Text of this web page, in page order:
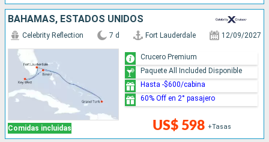
BAHAMAS, ESTADOS UNIDOS
Comidas incluidas
Celebrity Reflection 7 d Fort Lauderdale 12/09/2027
US$ 598 +Tasas
Crucero Premium
Paquete All Included Disponible
Hasta -$600/cabina
60% Off en 2° pasajero